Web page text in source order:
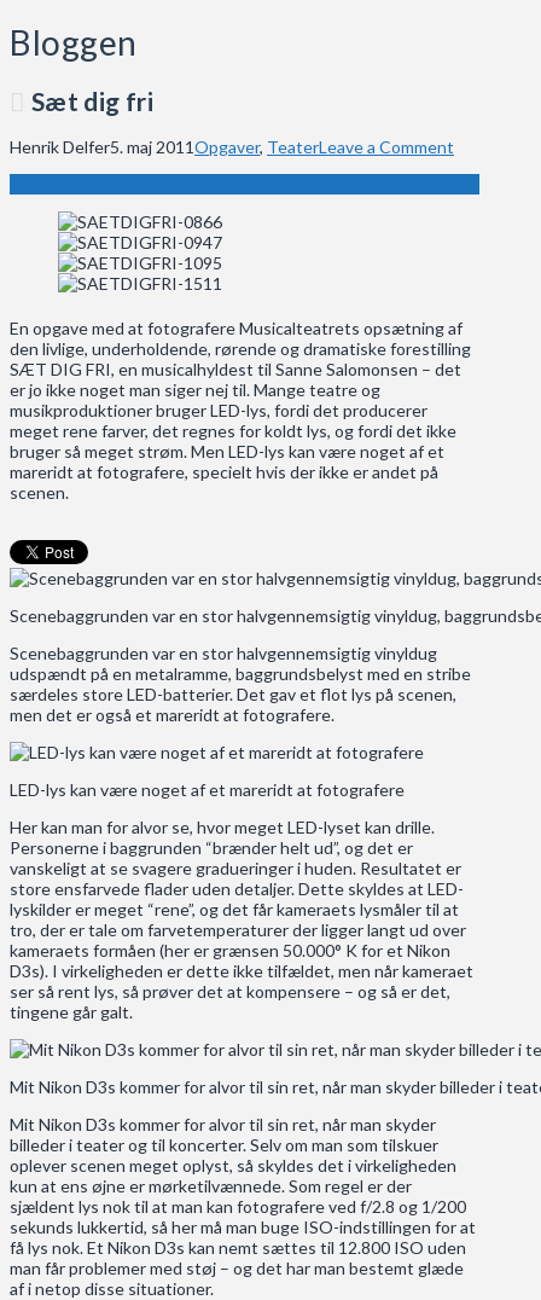
Bloggen
Sæt dig fri
Henrik Delfer5. maj 2011Opgaver, TeaterLeave a Comment
En opgave med at fotografere Musicalteatrets opsætning af
den livlige, underholdende, rørende og dramatiske forestilling
SÆT DIG FRI, en musicalhyldest til Sanne Salomonsen – det
er jo ikke noget man siger nej til. Mange teatre og
musikproduktioner bruger LED-lys, fordi det producerer
meget rene farver, det regnes for koldt lys, og fordi det ikke
bruger så meget strøm. Men LED-lys kan være noget af et
mareridt at fotografere, specielt hvis der ikke er andet på
scenen.
Scenebaggrunden var en stor halvgennemsigtig vinyldug,
Scenebaggrunden var en stor halvgennemsigtig vinyldug
udspændt på en metalramme, baggrundsbelyst med en stribe
særdeles store LED-batterier. Det gav et flot lys på scenen,
men det er også et mareridt at fotografere.
LED-lys kan være noget af et mareridt at fotografere
Her kan man for alvor se, hvor meget LED-lyset kan drille.
Personerne i baggrunden “brænder helt ud”, og det er
vanskeligt at se svagere gradueringer i huden. Resultatet er
store ensfarvede flader uden detaljer. Dette skyldes at LED-
lyskilder er meget “rene”, og det får kameraets lysmåler til at
tro, der er tale om farvetemperaturer der ligger langt ud over
kameraets formåen (her er grænsen 50.000° K for et Nikon
D3s). I virkeligheden er dette ikke tilfældet, men når kameraet
ser så rent lys, så prøver det at kompensere – og så er det,
tingene går galt.
Mit Nikon D3s kommer for alvor til sin ret, når man skyder billeder i
Mit Nikon D3s kommer for alvor til sin ret, når man skyder
billeder i teater og til koncerter. Selv om man som tilskuer
oplever scenen meget oplyst, så skyldes det i virkeligheden
kun at ens øjne er mørketilvænnede. Som regel er der
sjældent lys nok til at man kan fotografere ved f/2.8 og 1/200
sekunds lukkertid, så her må man buge ISO-indstillingen for at
få lys nok. Et Nikon D3s kan nemt sættes til 12.800 ISO uden
man får problemer med støj – og det har man bestemt glæde
af i netop disse situationer.